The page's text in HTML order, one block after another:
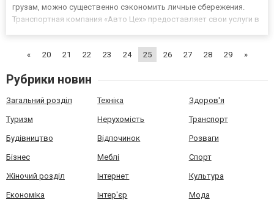
грузам, можно существенно сэкономить личные сбережения.
Транспортная компания «Авто Цех» предоставляет свои услуги в
развиваться, также нет необход...
« 20 21 22 23 24 25 26 27 28 29 »
Рубрики новин
Загальний розділ Техніка Здоров'я
Туризм Нерухомість Транспорт
Будівництво Відпочинок Розваги
Бізнес Меблі Спорт
Жіночий розділ Інтернет Культура
Економіка Інтер'єр Мода